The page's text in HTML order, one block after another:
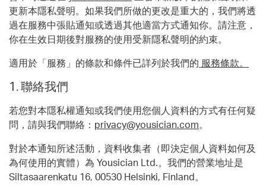
更新本隱私聲明。如果我們所做的更改是重大的，我們將透
過在服務中張貼通知或透過其他適當方式通知你。請注意，
你在生效日期後對服務的使用受新隱私聲明的約束。
適用於「服務」的條款和條件已詳列於我們的 服務條款。
1. 聯絡我們
若您對本隱私權通知或我們使用您個人資料的方式有任何疑
問，請與我們聯絡： privacy@yousician.com。
對於本通知所述活動，資料收集者（即決定個人資料如何及
為何使用的實體）為 Yousician Ltd.。我們的營業地址是
Siltasaarenkatu 16, 00530 Helsinki, Finland。